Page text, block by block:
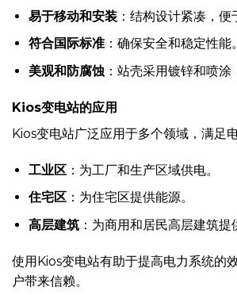
易于移动和安装：结构设计紧凑，便
符合国际标准：确保安全和稳定性能。
美观和防腐蚀：站壳采用镀锌和喷涂
Kios变电站的应用
Kios变电站广泛应用于多个领域，满足
工业区：为工厂和生产区域供电。
住宅区：为住宅区提供能源。
高层建筑：为商用和居民高层建筑提
使用Kios变电站有助于提高电力系统的
户带来信赖。